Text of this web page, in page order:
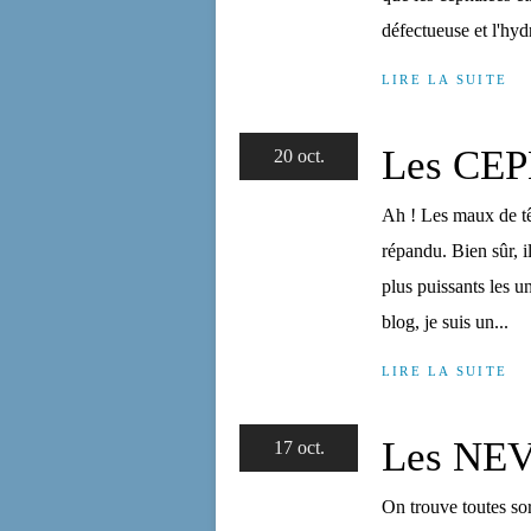
défectueuse et
LIRE LA SUITE
20 oct. Les
Ah ! Les maux de
répandu. Bien sûr,
plus puissants les
blog, je suis un...
LIRE LA SUITE
17 oct. Les
On trouve toutes